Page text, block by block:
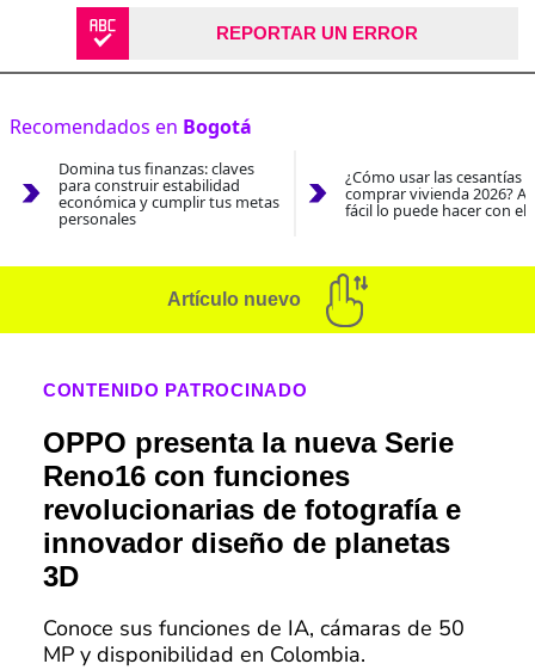
REPORTAR UN ERROR
Recomendados en Bogotá
Domina tus finanzas: claves
para construir estabilidad
económica y cumplir tus metas
personales
¿Cómo usar las cesantías
comprar vivienda 2026?
fácil lo puede hacer con el
Artículo nuevo
CONTENIDO PATROCINADO
OPPO presenta la nueva Serie
Reno16 con funciones
revolucionarias de fotografía e
innovador diseño de planetas
3D
Conoce sus funciones de IA, cámaras de 50
MP y disponibilidad en Colombia.